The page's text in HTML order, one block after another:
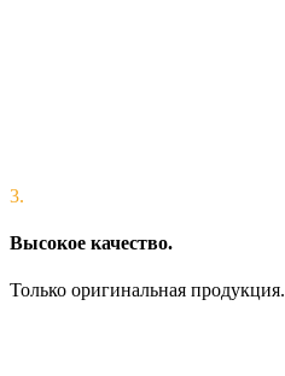
3.
Высокое качество.
Только оригинальная продукция.